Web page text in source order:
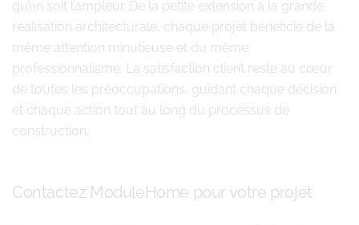
qu’en soit l’ampleur. De la petite extension à la grande
réalisation architecturale, chaque projet bénéficie de la
même attention minutieuse et du même
professionnalisme. La satisfaction client reste au cœur
de toutes les préoccupations, guidant chaque décision
et chaque action tout au long du processus de
construction.
Contactez ModuleHome pour votre projet